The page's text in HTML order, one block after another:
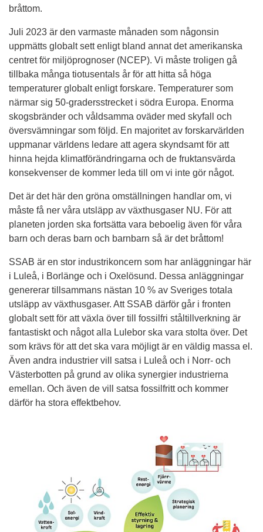
bråttom.
Juli 2023 är den varmaste månaden som någonsin
uppmätts globalt sett enligt bland annat det amerikanska
centret för miljöprognoser (NCEP). Vi måste troligen gå
tillbaka många tiotusentals år för att hitta så höga
temperaturer globalt enligt forskare. Temperaturer som
närmar sig 50-gradersstrecket i södra Europa. Enorma
skogsbränder och våldsamma oväder med skyfall och
översvämningar som följd. En majoritet av forskarvärlden
uppmanar världens ledare att agera skyndsamt för att
hinna hejda klimatförändringarna och de fruktansvärda
konsekvenser de kommer leda till om vi inte gör något.
Det är det här den gröna omställningen handlar om, vi
måste få ner våra utsläpp av växthusgaser NU. För att
planeten jorden ska fortsätta vara beboelig även för våra
barn och deras barn och barnbarn så är det bråttom!
SSAB är en stor industrikoncern som har anläggningar här
i Luleå, i Borlänge och i Oxelösund. Dessa anläggningar
genererar tillsammans nästan 10 % av Sveriges totala
utsläpp av växthusgaser. Att SSAB därför går i fronten
globalt sett för att växla över till fossilfri ståltillverkning är
fantastiskt och något alla Lulebor ska vara stolta över. Det
som krävs för att det ska vara möjligt är en väldig massa el.
Även andra industrier vill satsa i Luleå och i Norr- och
Västerbotten på grund av olika synergier industrierna
emellan. Och även de vill satsa fossilfritt och kommer
därför ha stora effektbehov.